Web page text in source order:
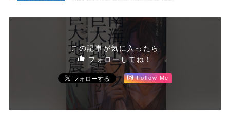
この記事が気に入ったら
フォローしてね！
Follow Me